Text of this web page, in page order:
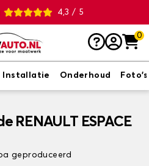
4,3 / 5
0
Installatie Onderhoud Foto's
RENAULT ESPACE
geproduceerd